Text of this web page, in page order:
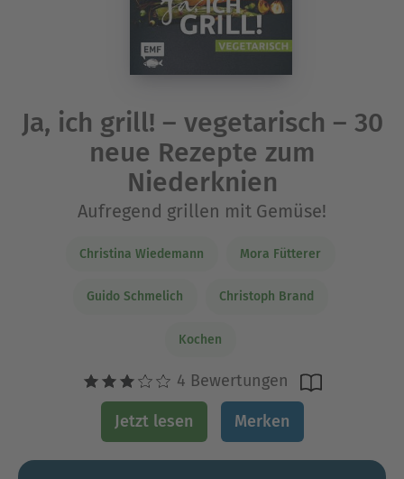
Ja, ich grill! – vegetarisch – 30
neue Rezepte zum
Niederknien
Aufregend grillen mit Gemüse!
Christina Wiedemann Mora Fütterer
Guido Schmelich Christoph Brand
Kochen
4 Bewertungen
Jetzt lesen Merken